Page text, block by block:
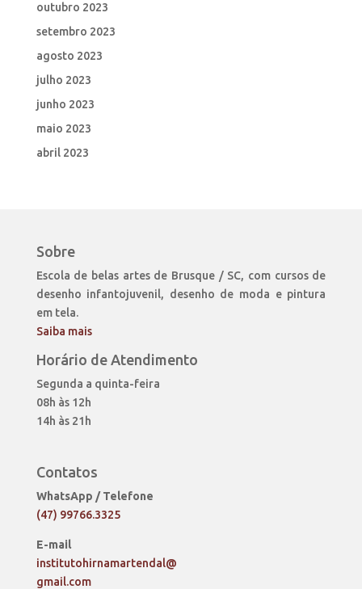
outubro 2023
setembro 2023
agosto 2023
julho 2023
junho 2023
maio 2023
abril 2023
Sobre
Escola de belas artes de Brusque / SC, com cursos de
desenho infantojuvenil, desenho de moda e pintura
em tela.
Saiba mais
Horário de Atendimento
Segunda a quinta-feira
08h às 12h
14h às 21h
Contatos
WhatsApp / Telefone
(47) 99766.3325
E-mail
institutohirnamartendal@
gmail.com